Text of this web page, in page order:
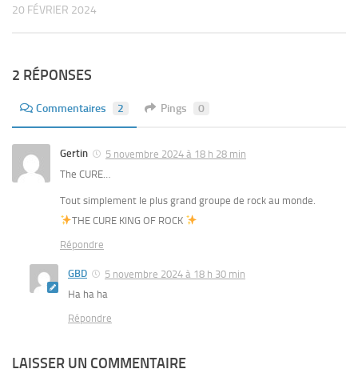
20 FÉVRIER 2024
2 RÉPONSES
Commentaires 2 Pings 0
Gertin
5 novembre 2024 à 18 h 28 min
The CURE…
Tout simplement le plus grand groupe de rock au monde.
THE CURE KING OF ROCK
Répondre
GBD
5 novembre 2024 à 18 h 30 min
Ha ha ha
Répondre
LAISSER UN COMMENTAIRE